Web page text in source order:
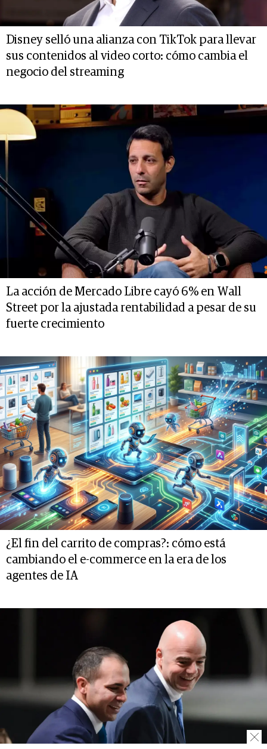
Disney selló una alianza con TikTok para llevar
sus contenidos al video corto: cómo cambia el
negocio del streaming
La acción de Mercado Libre cayó 6% en Wall
Street por la ajustada rentabilidad a pesar de su
fuerte crecimiento
¿El fin del carrito de compras?: cómo está
cambiando el e-commerce en la era de los
agentes de IA